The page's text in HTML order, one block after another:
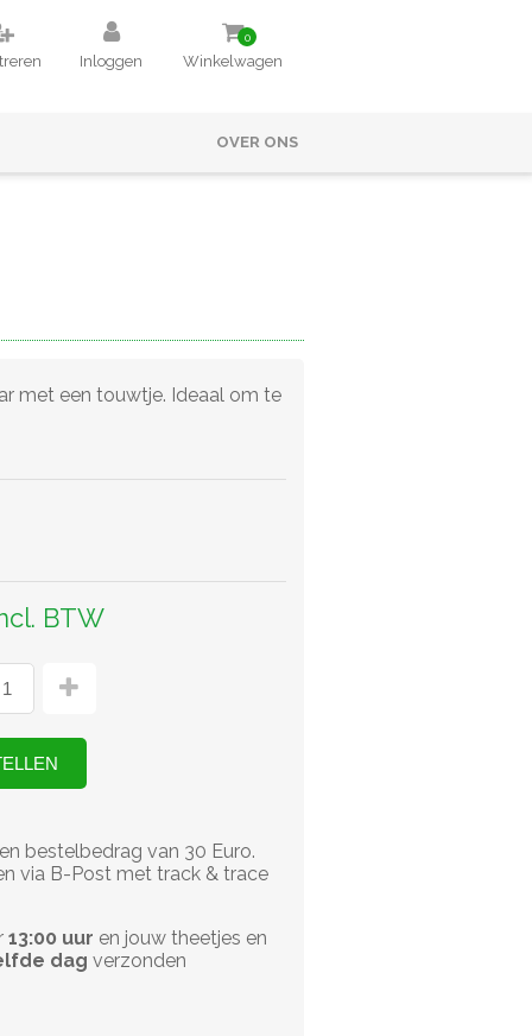
Inloggen
0
Winkelwagen
OVER ONS
met een touwtje. Ideaal om te
BTW
bestelbedrag van 30 Euro.
via B-Post met track & trace
13:00 uur en jouw theetjes en
dag verzonden